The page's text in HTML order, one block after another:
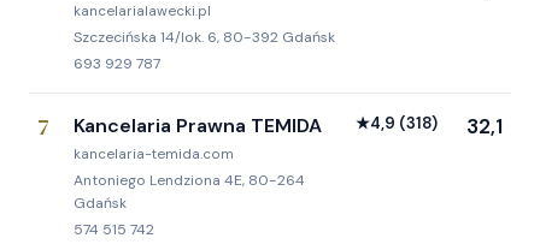
kancelarialawecki.pl
Szczecińska 14/lok. 6, 80-392 Gdańsk
693 929 787
7 Kancelaria Prawna TEMIDA
kancelaria-temida.com
Antoniego Lendziona 4E, 80-264
Gdańsk
574 515 742
★4,9 (318) 32,1